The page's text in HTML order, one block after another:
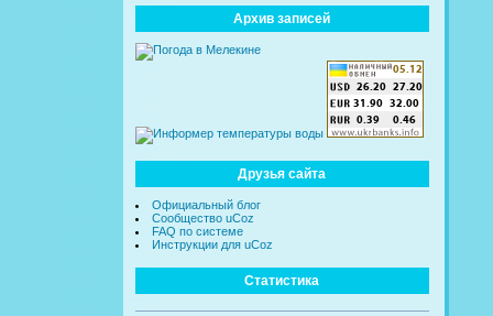
Архив записей
Друзья сайта
Официальный блог
Сообщество uCoz
FAQ по системе
Инструкции для uCoz
Статистика